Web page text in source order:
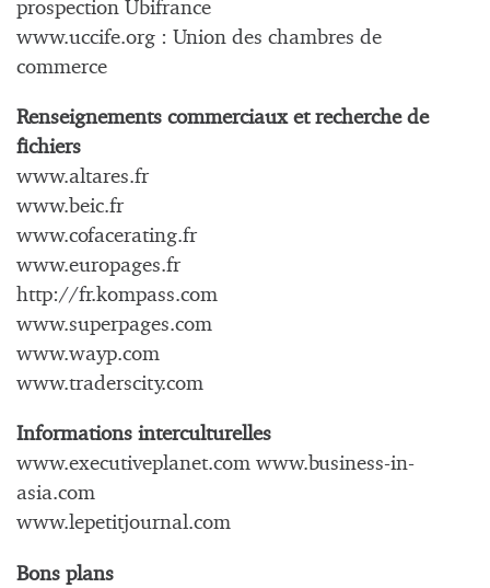
prospection Ubifrance
www.uccife.org : Union des chambres de
commerce
Renseignements commerciaux et recherche de
fichiers
www.altares.fr
www.beic.fr
www.cofacerating.fr
www.europages.fr
http://fr.kompass.com
www.superpages.com
www.wayp.com
www.traderscity.com
Informations interculturelles
www.executiveplanet.com www.business-in-
asia.com
www.lepetitjournal.com
Bons plans